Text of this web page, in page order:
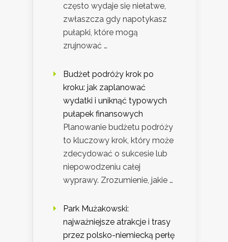
często wydaje się niełatwe,
zwłaszcza gdy napotykasz
pułapki, które mogą
zrujnować …
Budżet podróży krok po
kroku: jak zaplanować
wydatki i uniknąć typowych
pułapek finansowych
Planowanie budżetu podróży
to kluczowy krok, który może
zdecydować o sukcesie lub
niepowodzeniu całej
wyprawy. Zrozumienie, jakie …
Park Mużakowski:
najważniejsze atrakcje i trasy
przez polsko-niemiecką perłę